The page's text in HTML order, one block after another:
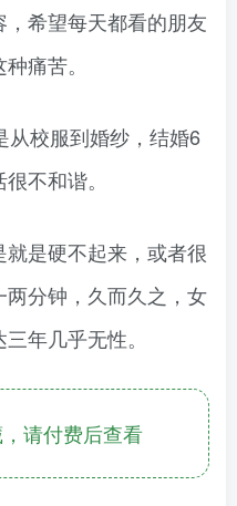
希望每天都看的朋友
痛苦。
从校服到婚纱，结婚6
不和谐。
是硬不起来，或者很
分钟，久而久之，女
年几乎无性。
请付费后查看